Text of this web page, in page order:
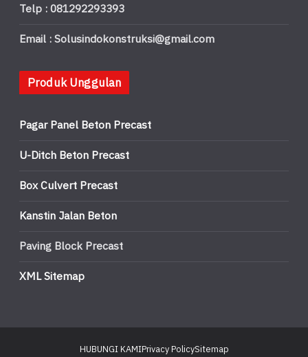
Telp : 081292293393
Email : Solusindokonstruksi@gmail.com
Produk Unggulan
Pagar Panel Beton Precast
U-Ditch Beton Precast
Box Culvert Precast
Kanstin Jalan Beton
Paving Block Precast
XML Sitemap
HUBUNGI KAMIPrivacy PolicySitemap